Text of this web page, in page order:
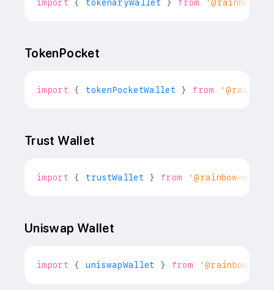
import { tokenaryWallet } from '@rainbow-
TokenPocket
import { tokenPocketWallet } from
Trust Wallet
import { trustWallet } from '@rainbow-me/
Uniswap Wallet
import { uniswapWallet } from '@rainbow-